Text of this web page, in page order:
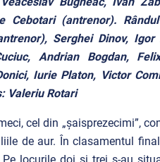
Cebotari (antrenor).
Serghei Dinov, Igor
Andrian Bogdan,
Iurie Platon, Victor
Valeriu Rotari
cel din „șaisprezecimi”,
de aur. În clasamentul